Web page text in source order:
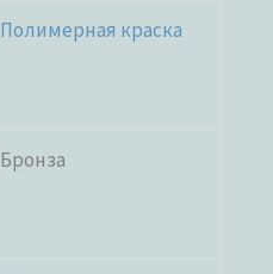
Полимерная краска
Бронза